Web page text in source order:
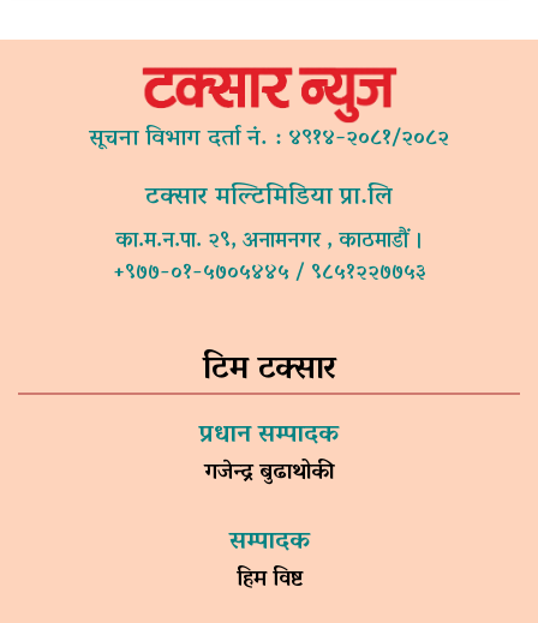
सूचना विभाग दर्ता नं. : ४९१४-२०८१/२०८२
टक्सार मल्टिमिडिया प्रा.लि
का.म.न.पा. २९, अनामनगर , काठमाडौं ।
+९७७-०१-५७०५४४५ / ९८५१२२७७५३
टिम टक्सार
प्रधान सम्पादक
गजेन्द्र बुढाथोकी
सम्पादक
हिम विष्ट